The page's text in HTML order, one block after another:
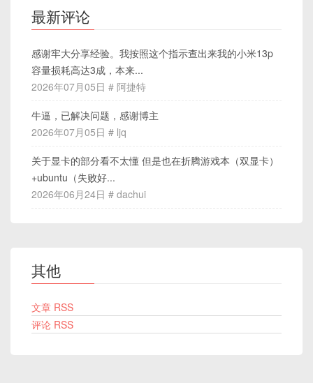
最新评论
感谢牢大分享经验。我按照这个指示查出来我的小米13p
容量损耗高达3成，本来...
2026年07月05日 # 阿捷特
牛逼，已解决问题，感谢博主
2026年07月05日 # ljq
关于显卡的部分看不太懂 但是也在折腾游戏本（双显卡）
+ubuntu（失败好...
2026年06月24日 # dachui
其他
文章 RSS
评论 RSS